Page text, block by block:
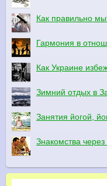
Как правильно
Гармония в
Как Украине
Зимний отдых в
Занятия йогой,
Знакомства